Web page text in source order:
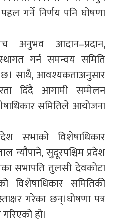
पहल गर्ने निर्णय पनि घोषणा
अनुभव आदान–प्रदान,
गर्न समन्वय समिति
छ। साथै, आवश्यकताअनुसार
दिँदै आगामी सम्मेलन
समितिले आयोजना
सभाको विशेषाधिकार
न्यौपाने, सुदूरपश्चिम प्रदेश
सभापति तुलसी देवकोटा
विशेषाधिकार समितिकी
गरेका छन्।घोषणा पत्र
हो।